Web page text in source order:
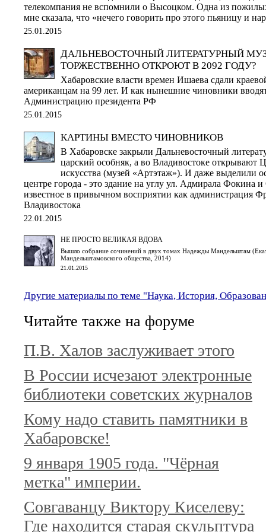
телекомпания не вспомнили о Высоцком. Одна из
мне сказала, что «нечего говорить про этого пьяницу и
25.01.2015
ДАЛЬНЕВОСТОЧНЫЙ ЛИТЕРАТУРНЫЙ
ТОРЖЕСТВЕННО ОТКРОЮТ В 2092 ГОДУ?
Хабаровские власти времен Ишаева сдали
американцам на 99 лет. И как нынешние чиновники
Администрацию президента РФ
25.01.2015
КАРТИНЫ ВМЕСТО ЧИНОВНИКОВ
В Хабаровске закрыли Дальневосточный
царский особняк, а во Владивостоке открывают
искусства (музей «Артэтаж»). И даже выделили
центре города - это здание на углу ул. Адмирала Фокина и
известное в привычном восприятии как администрация
Владивостока
22.01.2015
НЕ ПРОСТО ВЕЛИКАЯ ВДОВА
Вышло собрание сочинений в двух томах Надежды Мандельштам
Мандельштамовского общества, 2014)
21.01.2015
Другие материалы по теме "Наука, История,
Читайте также на форуме
П.В. Халов заслуживает этого
В России исчезают электронные
библиотеки советских журналов
Кому надо ставить памятники в
Хабаровске!
9 января 1905 года. "Чёрная
метка" империи.
Совгаванцу Виктору Киселеву:
Где находится старая скульптура